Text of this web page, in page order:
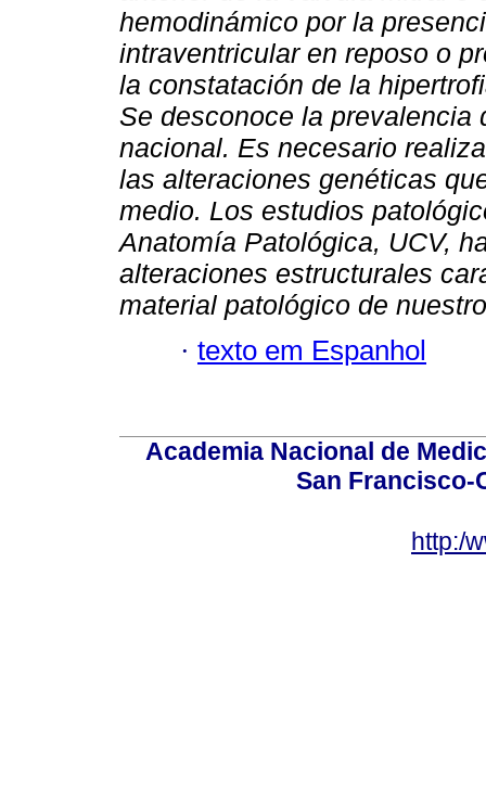
hemodinámico por la
intraventricular en reposo o
la constatación de la
Se desconoce la prevalencia
nacional. Es necesario
las alteraciones genéticas
medio. Los estudios
Anatomía Patológica, UCV,
alteraciones estructurales
material patológico de
· texto em Espanhol
Academia Nacional de
San Francisco-
http:/